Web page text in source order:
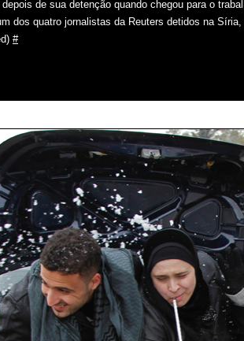
de sua detenção quando chegou para o
dos quatro jornalistas da Reuters detidos na
#